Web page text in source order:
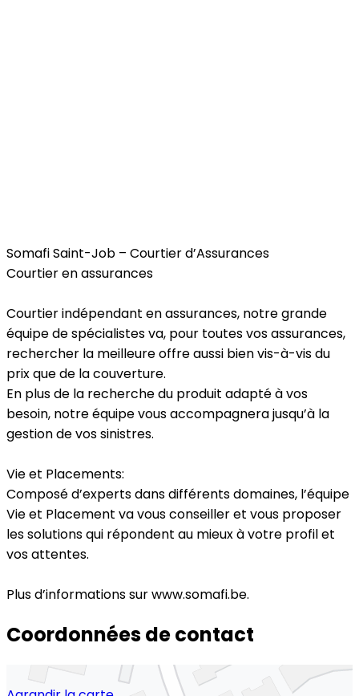
Somafi Saint-Job – Courtier d’Assurances
Courtier en assurances
Courtier indépendant en assurances, notre grande
équipe de spécialistes va, pour toutes vos assurances,
rechercher la meilleure offre aussi bien vis-à-vis du
prix que de la couverture.
En plus de la recherche du produit adapté à vos
besoin, notre équipe vous accompagnera jusqu’à la
gestion de vos sinistres.
Vie et Placements:
Composé d’experts dans différents domaines, l’équipe
Vie et Placement va vous conseiller et vous proposer
les solutions qui répondent au mieux à votre profil et
vos attentes.
Plus d’informations sur www.somafi.be.
Coordonnées de contact